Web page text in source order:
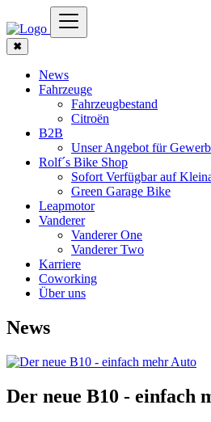
✖
News
Fahrzeuge
Fahrzeugbestand
Citroën
B2B
Unser Angebot für
Rolf´s Bike Shop
Sofort Verfügbar auf
Green Garage Bike
Leapmotor
Vanderer
Vanderer One
Vanderer Two
Karriere
Coworking
Über uns
News
Der neue B10 - einfach